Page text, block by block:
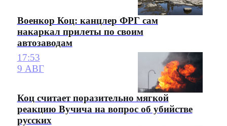
Военкор Коц: канцлер ФРГ сам
накаркал прилеты по своим
автозаводам
17:53
9 АВГ
Коц считает поразительно мягкой
реакцию Вучича на вопрос об убийстве
русских